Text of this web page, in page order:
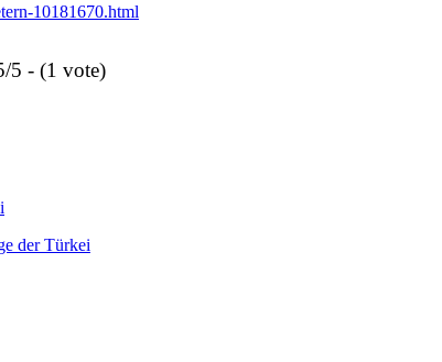
10181670.html
5 - (1 vote)
der Türkei